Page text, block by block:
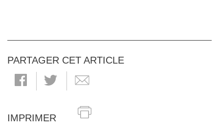
PARTAGER CET ARTICLE
IMPRIMER